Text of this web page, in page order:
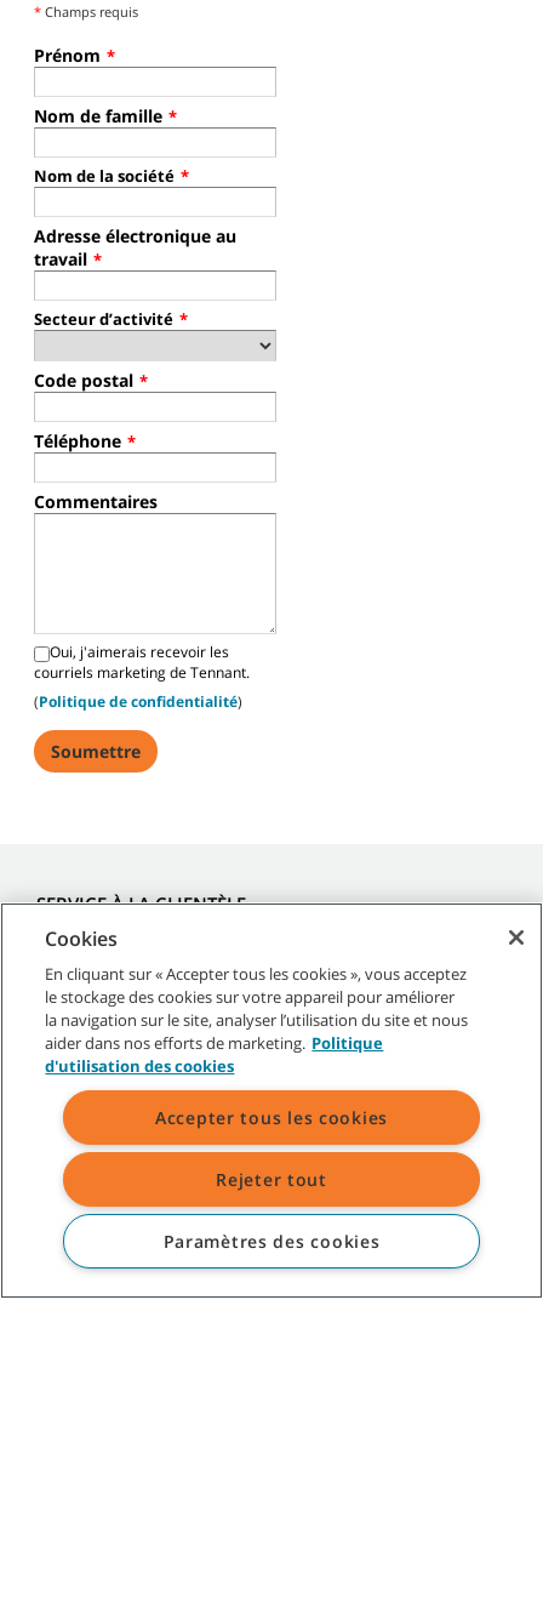
* Champs requis
Prénom *
Nom de famille *
Nom de la société *
Adresse électronique au
travail *
Secteur d’activité *
Code postal *
Téléphone *
Commentaires
Oui, j'aimerais recevoir les
courriels marketing de Tennant.
(Politique de confidentialité)
SERVICE À LA CLIENTÈLE
1-800-361-9050
TENNANT SALES AND SERVICE CANADA ULC
1329 Cardiff Boulevard
Mississauga
ON L5S 1R2
Canada
À PROPOS DE TENNANT
ASSISTANCE
Cookies
En cliquant sur « Accepter tous les cookies », vous acceptez
le stockage des cookies sur votre appareil pour améliorer
la navigation sur le site, analyser l’utilisation du site et nous
aider dans nos efforts de marketing. Politique
d'utilisation des cookies
Accepter tous les cookies
Rejeter tout
Paramètres des cookies